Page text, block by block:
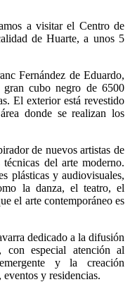
a visitar el Centro de
de Huarte, a unos 5
Fernández de Eduardo,
gran cubo negro de 6500
El exteriorestárevestido
donde se realizan los
de nuevos artistas de
técnicas del arte moderno.
plásticas y audiovisuales,
la danza, el teatro, el
el artecontemporáneo es
dedicado a la difusión
con especial atención al
emergente y la creación
y residencias.